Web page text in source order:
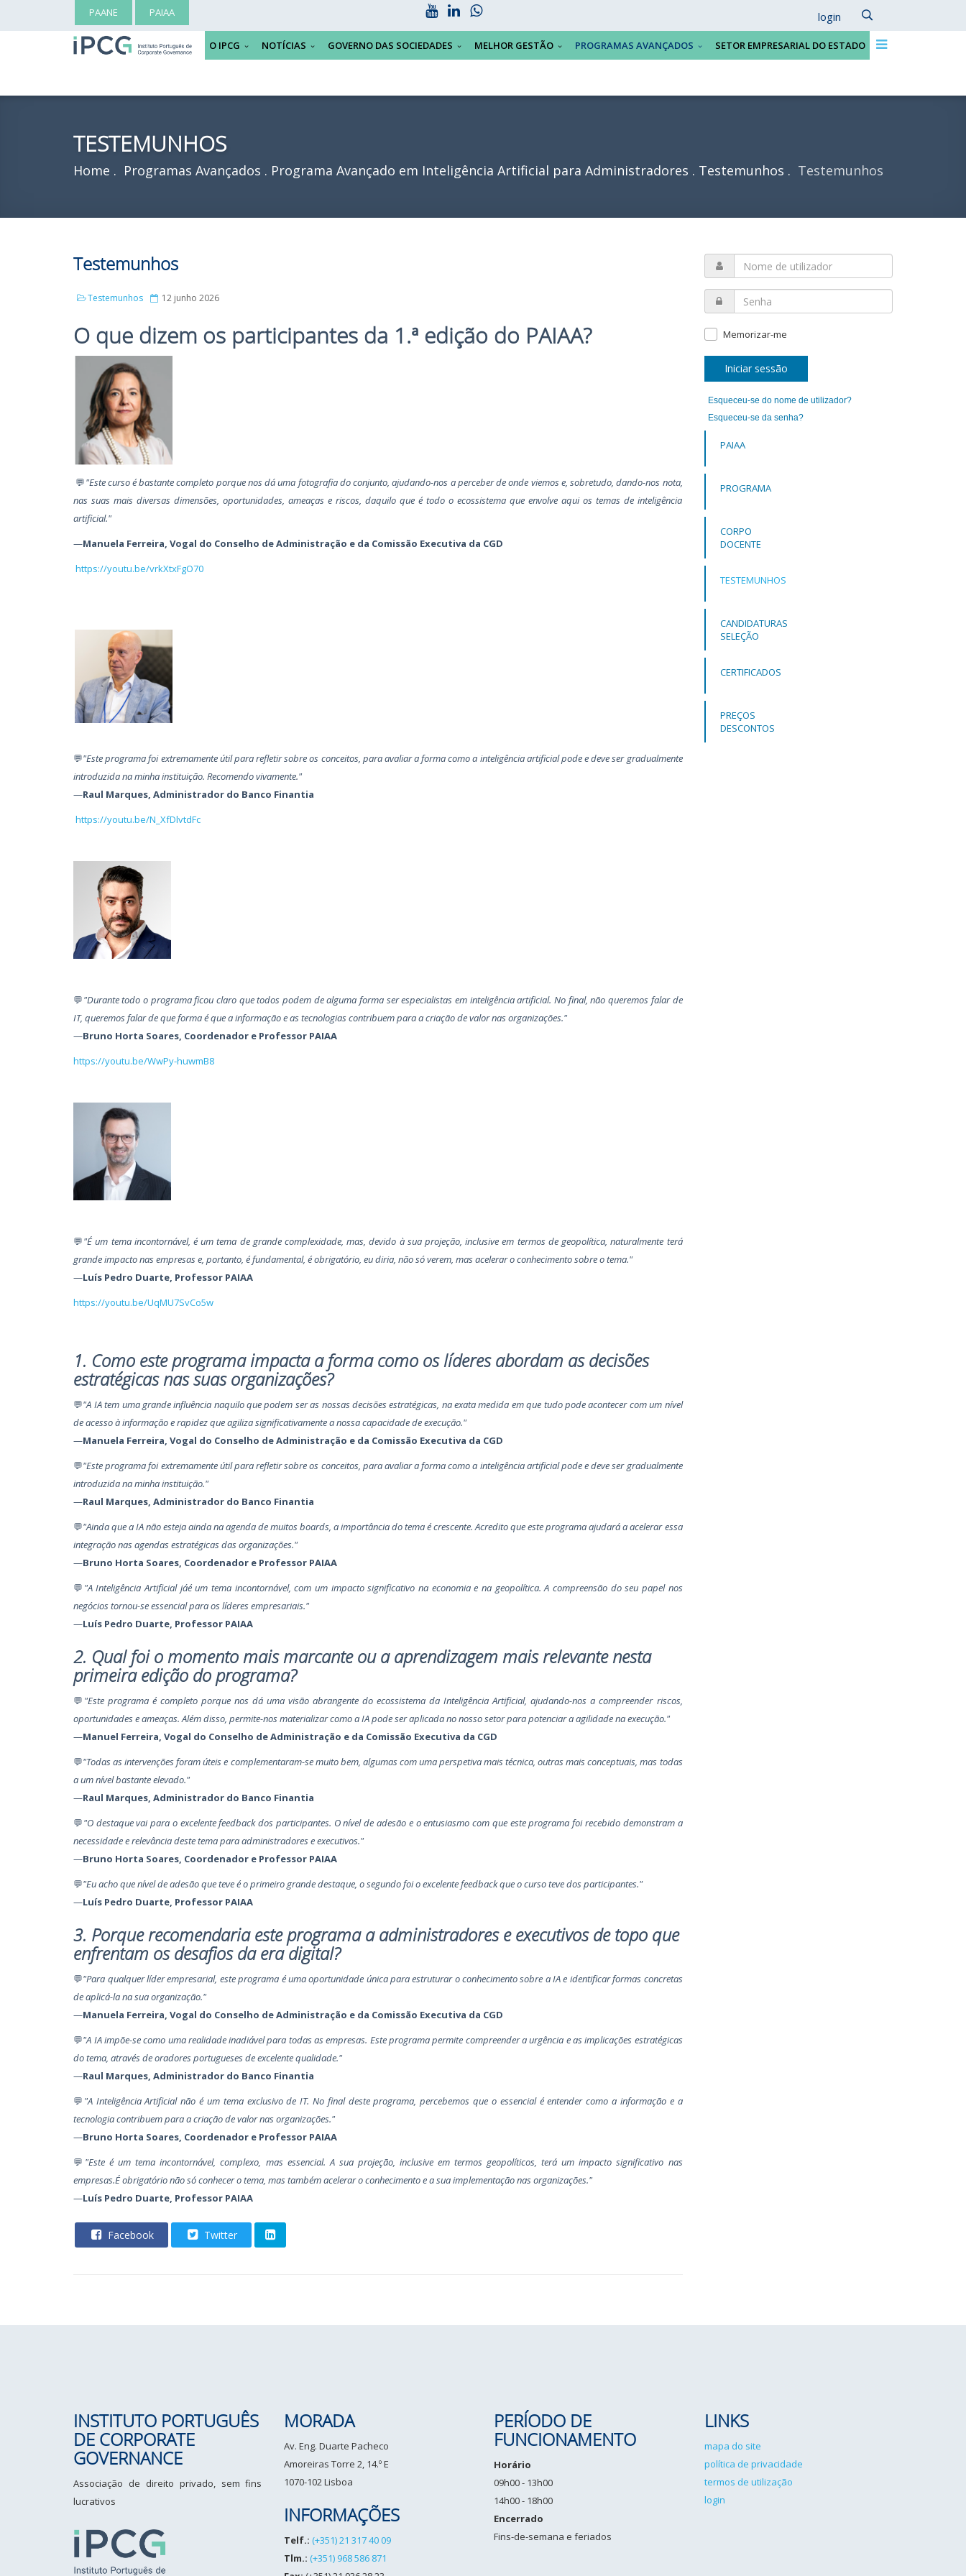
PAANE PAIAA login
O IPCG NOTÍCIAS GOVERNO DAS SOCIEDADES MELHOR GESTÃO PROGRAMAS AVANÇADOS SETOR EMPRESARIAL DO ESTADO
TESTEMUNHOS
Home Programas Avançados Programa Avançado em Inteligência Artificial para Administradores Testemunhos Testemunhos
Testemunhos
Testemunhos 12 junho 2026
O que dizem os participantes da 1.ª edição do PAIAA?
💬"Este curso é bastante completo porque nos dá uma fotografia do conjunto, ajudando-nos a perceber de onde viemos e, sobretudo, dando-nos nota,
nas suas mais diversas dimensões, oportunidades, ameaças e riscos, daquilo que é todo o ecossistema que envolve aqui os temas de inteligência
artificial."
—Manuela Ferreira, Vogal do Conselho de Administração e da Comissão Executiva da CGD
https://youtu.be/vrkXtxFgO70
💬"Este programa foi extremamente útil para refletir sobre os conceitos, para avaliar a forma como a inteligência artificial pode e deve ser gradualmente
introduzida na minha instituição. Recomendo vivamente."
—Raul Marques, Administrador do Banco Finantia
https://youtu.be/N_XfDlvtdFc
💬"Durante todo o programa ficou claro que todos podem de alguma forma ser especialistas em inteligência artificial. No final, não queremos falar de
IT, queremos falar de que forma é que a informação e as tecnologias contribuem para a criação de valor nas organizações."
—Bruno Horta Soares, Coordenador e Professor PAIAA
https://youtu.be/WwPy-huwmB8
💬"É um tema incontornável, é um tema de grande complexidade, mas, devido à sua projeção, inclusive em termos de geopolítica, naturalmente terá
grande impacto nas empresas e, portanto, é fundamental, é obrigatório, eu diria, não só verem, mas acelerar o conhecimento sobre o tema."
—Luís Pedro Duarte, Professor PAIAA
https://youtu.be/UqMU7SvCo5w
1. Como este programa impacta a forma como os líderes abordam as decisões
estratégicas nas suas organizações?
💬"A IA tem uma grande influência naquilo que podem ser as nossas decisões estratégicas, na exata medida em que tudo pode acontecer com um nível
de acesso à informação e rapidez que agiliza significativamente a nossa capacidade de execução."
—Manuela Ferreira, Vogal do Conselho de Administração e da Comissão Executiva da CGD
💬"Este programa foi extremamente útil para refletir sobre os conceitos, para avaliar a forma como a inteligência artificial pode e deve ser gradualmente
introduzida na minha instituição."
—Raul Marques, Administrador do Banco Finantia
💬"Ainda que a IA não esteja ainda na agenda de muitos boards, a importância do tema é crescente. Acredito que este programa ajudará a acelerar essa
integração nas agendas estratégicas das organizações."
—Bruno Horta Soares, Coordenador e Professor PAIAA
💬 "A Inteligência Artificial jáé um tema incontornável, com um impacto significativo na economia e na geopolítica. A compreensão do seu papel nos
negócios tornou-se essencial para os líderes empresariais."
—Luís Pedro Duarte, Professor PAIAA
2. Qual foi o momento mais marcante ou a aprendizagem mais relevante nesta
primeira edição do programa?
💬 "Este programa é completo porque nos dá uma visão abrangente do ecossistema da Inteligência Artificial, ajudando-nos a compreender riscos,
oportunidades e ameaças. Além disso, permite-nos materializar como a IA pode ser aplicada no nosso setor para potenciar a agilidade na execução."
—Manuel Ferreira, Vogal do Conselho de Administração e da Comissão Executiva da CGD
💬"Todas as intervenções foram úteis e complementaram-se muito bem, algumas com uma perspetiva mais técnica, outras mais conceptuais, mas todas
a um nível bastante elevado."
—Raul Marques, Administrador do Banco Finantia
💬"O destaque vai para o excelente feedback dos participantes. O nível de adesão e o entusiasmo com que este programa foi recebido demonstram a
necessidade e relevância deste tema para administradores e executivos."
—Bruno Horta Soares, Coordenador e Professor PAIAA
💬"Eu acho que nível de adesão que teve é o primeiro grande destaque, o segundo foi o excelente feedback que o curso teve dos participantes."
—Luís Pedro Duarte, Professor PAIAA
3. Porque recomendaria este programa a administradores e executivos de topo que
enfrentam os desafios da era digital?
💬"Para qualquer líder empresarial, este programa é uma oportunidade única para estruturar o conhecimento sobre a IA e identificar formas concretas
de aplicá-la na sua organização."
—Manuela Ferreira, Vogal do Conselho de Administração e da Comissão Executiva da CGD
💬"A IA impõe-se como uma realidade inadiável para todas as empresas. Este programa permite compreender a urgência e as implicações estratégicas
do tema, através de oradores portugueses de excelente qualidade."
—Raul Marques, Administrador do Banco Finantia
💬 "A Inteligência Artificial não é um tema exclusivo de IT. No final deste programa, percebemos que o essencial é entender como a informação e a
tecnologia contribuem para a criação de valor nas organizações."
—Bruno Horta Soares, Coordenador e Professor PAIAA
💬 "Este é um tema incontornável, complexo, mas essencial. A sua projeção, inclusive em termos geopolíticos, terá um impacto significativo nas
empresas.É obrigatório não só conhecer o tema, mas também acelerar o conhecimento e a sua implementação nas organizações."
—Luís Pedro Duarte, Professor PAIAA
Facebook Twitter
Memorizar-me
Iniciar sessão
Esqueceu-se do nome de utilizador?
Esqueceu-se da senha?
PAIAA
PROGRAMA
CORPO
DOCENTE
TESTEMUNHOS
CANDIDATURAS
SELEÇÃO
CERTIFICADOS
PREÇOS
DESCONTOS
INSTITUTO PORTUGUÊS
DE CORPORATE
GOVERNANCE
Associação de direito privado, sem fins
lucrativos
MORADA
Av. Eng. Duarte Pacheco
Amoreiras Torre 2, 14.º E
1070-102 Lisboa
INFORMAÇÕES
Telf.: (+351) 21 317 40 09
Tlm.: (+351) 968 586 871
PERÍODO DE
FUNCIONAMENTO
Horário
09h00 - 13h00
14h00 - 18h00
Encerrado
Fins-de-semana e feriados
LINKS
mapa do site
política de privacidade
termos de utilização
login